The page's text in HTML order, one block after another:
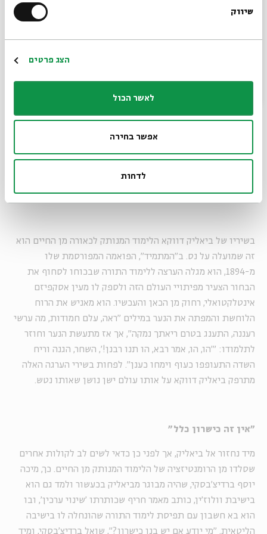
שיווק
הצג פרטים
לאשר הכול
אפשר בחירה
לדחות
בשיריו של ביאליק דווקא הלימוד המנותק לכאורה מן החיים הוא
זה שמועלה על נס. ב"המתמיד", הפואמה המפורסמת שלו
מ-1894, הוא מגלה הערצה ללימוד התורה שבכוחו לסחוף את
הבחור הצעיר מפיתויי העולם הזה ולספק לו מעין אסקפיזם
אינטלקטואלי, רחוק מן הכאן והעכשיו. הוא מאניש את הרוח
הלוחשת והמפתה את הנער במילים "ראה, עלם חמודות, מה ערשי
רעננה, התענג בטרם ריאתך נמקה", אך אז מתעשת הנער וחוזר
לתלמודו: "'הו, הו, אמר רבא, הו תנו רבנן!', השחר, הגנה וריח
השדה התעופפו כעוף וימחו כענן". לפחות בשירי הערגה האלה
מתרפק ביאליק דווקא על אותו עולם ישן נושן שאותו נטש.
"אין זה כישרון כלל"
מיד נחזור אל ביאליק, אך לפני כן כדאי לשים לב לקולות אחרים
שסלדו מן הרומנטיזציה של הלימוד המנותק מן החיים. כך, מיכה
יוסף ברדיצ'בסקי, שהיה מבוגר מביאליק בכעשור ולמד גם הוא
בישיבת וולוז'ין, כותב מאמר חריף שכותרתו 'שינוי ערכין', ובו
הוא בא חשבון עם תפיסת לימוד התורה שהונחלה לו בישיבה
הליטאית. "מי יודע אם יש בנו כישרון?", שואל ברדיצ'בסקי, ומיד